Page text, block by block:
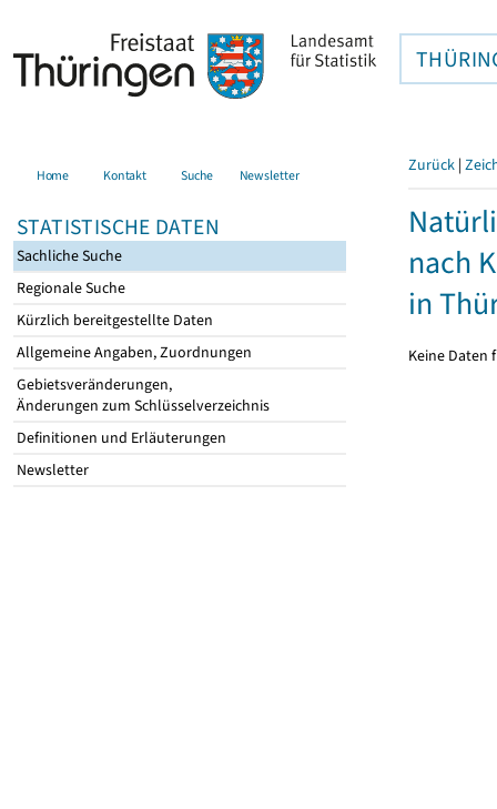
Home Kontakt Suche Newsletter
STATISTISCHE DATEN
Sachliche Suche
Regionale Suche
Kürzlich bereitgestellte Daten
Allgemeine Angaben, Zuordnungen
Gebietsveränderungen,
Änderungen zum Schlüsselverzeichnis
Definitionen und Erläuterungen
Newsletter
Zurück |
nach
in
Keine Daten